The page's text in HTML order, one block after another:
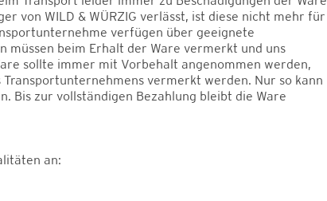
von WILD & WÜRZIG verlässt, ist diese nicht mehr für
verfügen über geeignete
müssen beim Erhalt der Ware vermerkt und uns
sollte immer mit Vorbehalt angenommen werden,
vermerkt werden. Nur so kann
Bis zur vollständigen Bezahlung bleibt die Ware
an: